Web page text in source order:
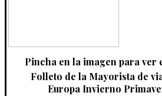
Pincha en la imagen para ver
Folleto de la Mayorista de
Europa Invierno